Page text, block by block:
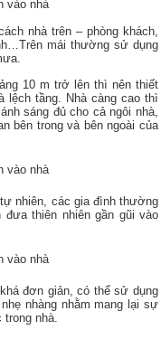
nhà trên – phòng khách,
mái thường sử dụng
10 m trở lên thì nên thiết
lệch tầng. Nhà càng cao thì
sáng đủ cho cả ngôi nhà,
bên trong và bên ngoài của
nhiên, các gia đình thường
thiên nhiên gần gũi vào
đơn giản, có thể sử dụng
nhàng nhằm mang lại sự
trong nhà.